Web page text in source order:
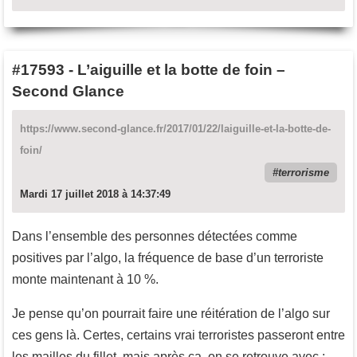
#17593 - L’aiguille et la botte de foin –
Second Glance
https://www.second-glance.fr/2017/01/22/laiguille-et-la-botte-de-
foin/
terrorisme
Mardi 17 juillet 2018 à 14:37:49
Dans l’ensemble des personnes détectées comme
positives par l’algo, la fréquence de base d’un terroriste
monte maintenant à 10 %.
Je pense qu’on pourrait faire une réitération de l’algo sur
ces gens là. Certes, certains vrai terroristes passeront entre